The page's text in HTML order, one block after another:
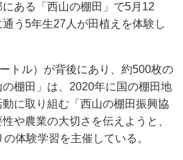
ある「西山の棚田」で5月12
う5年生27人が田植えを体験し
トル）が背後にあり、約500枚の
棚田」は、2020年に国の棚田地
に取り組む「西山の棚田振興協
や農業の大切さを伝えようと、
体験学習を主催している。